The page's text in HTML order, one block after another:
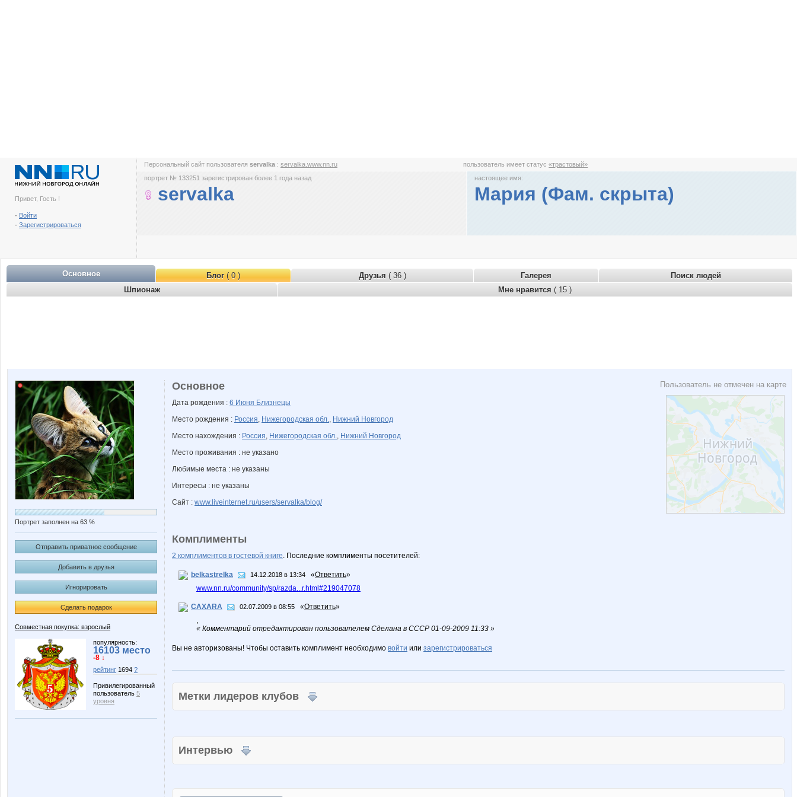
Привет, Гость !
- Войти
- Зарегистрироваться
Персональный сайт пользователя servalka : servalka.www.nn.ru пользователь имеет статус«трастовый»
портрет № 133251 зарегистрирован более 1 года назад
servalka
настоящее имя:
Мария (Фам. скрыта)
Основное Блог( 0 ) Друзья ( 36 ) Галерея
Поиск людей
Шпионаж
Мне нравится ( 15 )
Портрет заполнен на 63 %
Отправить приватное сообщение
Добавить в друзья
Игнорировать
Сделать подарок
Совместная покупка: взрослый
популярность:
16103 место
-8 ↓
рейтинг 1694 ?
Привилегированный
пользователь 5
уровня
Пользователь не отмечен на карте
Основное
Дата рождения : 6 Июня Близнецы
Место рождения : Россия, Нижегородская обл., Нижний Новгород
Место нахождения : Россия, Нижегородская обл., Нижний Новгород
Место проживания : не указано
Любимые места : не указаны
Интересы : не указаны
Сайт : www.liveinternet.ru/users/servalka/blog/
Комплименты
2 комплиментов в гостевой книге. Последние комплименты посетителей:
belkastrelka 14.12.2018 в 13:34 «Ответить»
www.nn.ru/community/sp/razda...r.html#219047078
CAXARA 02.07.2009 в 08:55 «Ответить»
,
« Комментарий отредактирован пользователем Сделана в СССР 01-09-2009 11:33 »
Вы не авторизованы! Чтобы оставить комплимент необходимо войти или зарегистрироваться
Метки лидеров клубов
Интервью